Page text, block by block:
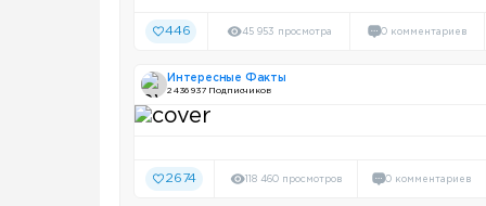
446 45 953 просмотра 0 комментариев
Интересные Факты
2 436 937 Подписчиков
2674 118 460 просмотров 0 комментариев